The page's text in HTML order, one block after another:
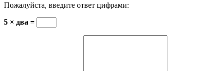
Пожалуйста, введите ответ цифрами:
5 × два =